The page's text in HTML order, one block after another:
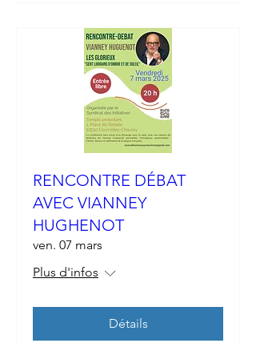
RENCONTRE DÉBAT
AVEC VIANNEY
HUGHENOT
ven. 07 mars
Plus d'infos
Détails